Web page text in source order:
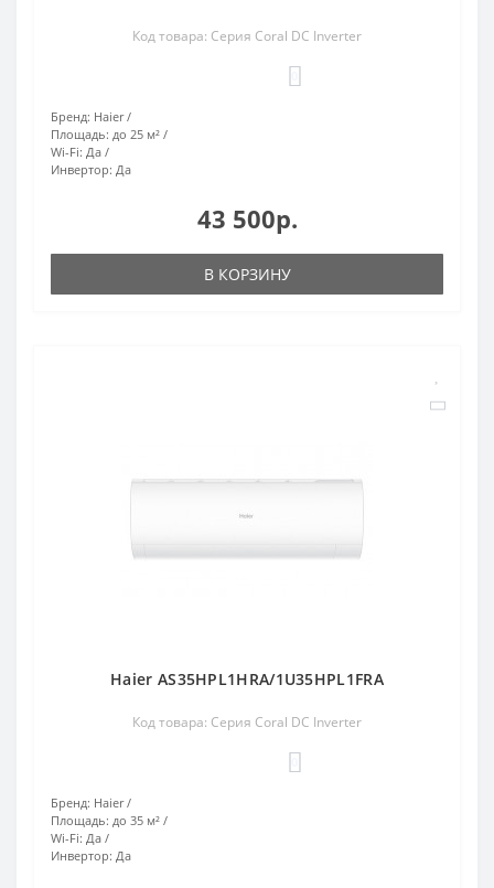
Код товара: Серия Coral DC Inverter
Бренд: Haier
Площадь: до 25 м²
Wi-Fi: Да
Инвертор: Да
43 500р.
В КОРЗИНУ
Haier AS35HPL1HRA/1U35HPL1FRA
Код товара: Серия Coral DC Inverter
Бренд: Haier
Площадь: до 35 м²
Wi-Fi: Да
Инвертор: Да